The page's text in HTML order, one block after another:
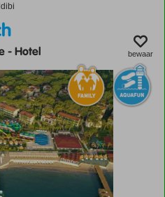
-Hotel bewaar